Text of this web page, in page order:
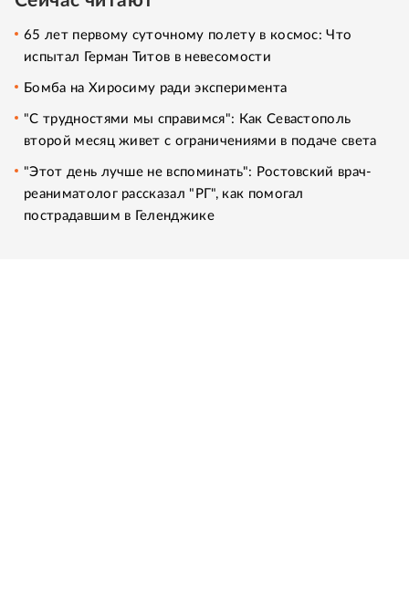
65 лет первому суточному полету в космос: Что
испытал Герман Титов в невесомости
Бомба на Хиросиму ради эксперимента
"С трудностями мы справимся": Как Севастополь
второй месяц живет с ограничениями в подаче света
"Этот день лучше не вспоминать": Ростовский врач-
реаниматолог рассказал "РГ", как помогал
пострадавшим в Геленджике